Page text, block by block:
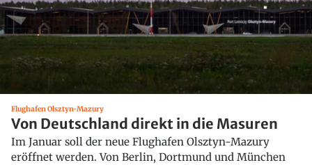
Flughafen Olsztyn-Mazury
Von Deutschland direkt in die Masuren
Im Januar soll der neue Flughafen Olsztyn-Mazury
eröffnet werden. Von Berlin, Dortmund und München